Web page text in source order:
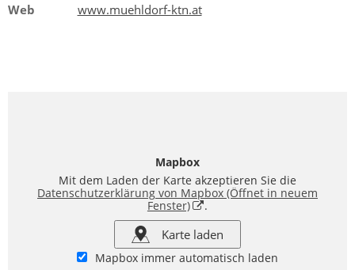
Web
www.muehldorf-ktn.at
Mapbox
Mit dem Laden der Karte akzeptieren Sie die
Datenschutzerklärung von Mapbox (Öffnet in neuem
Fenster)
.
Karte laden
Mapbox immer automatisch laden